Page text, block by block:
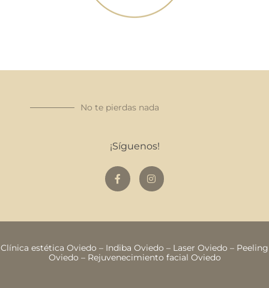
No te pierdas nada
¡Síguenos!
Clínica estética Oviedo – Indiba Oviedo – Laser Oviedo – Peeling
Oviedo – Rejuvenecimiento facial Oviedo